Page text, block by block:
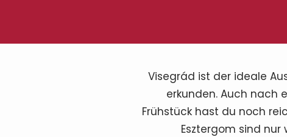
Visegrád ist der ideale
erkunden. Auch nach
Frühstück hast du noch
Esztergom sind